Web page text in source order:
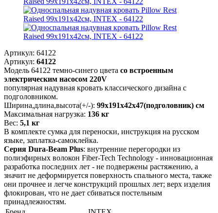
Артикул: 64122
Артикул: 64122
Модель 64122 темно-синего цвета со встроенным
электрическим насосом 220V
популярная надувная кровать классического дизайна с
подголовником.
Ширина,длина,высота(+/-): 99х191х42х47(подголовник) см
Максимальная нагрузка: 136 кг
Вес: 5,1 кг
В комплекте сумка для переноски, инструкция на русском
языке, заплатка-самоклейка.
Серия Dura-Beam Plus: внутренние перегородки из
полиэфирных волокон Fiber-Tech Technology - инновационная
разработка последних лет - не подвержены растяжению, а
значит не деформируется поверхность спального места, также
они прочнее и легче конструкций прошлых лет; верх изделия
флокирован, что не дает сбиваться постельным
принадлежностям.